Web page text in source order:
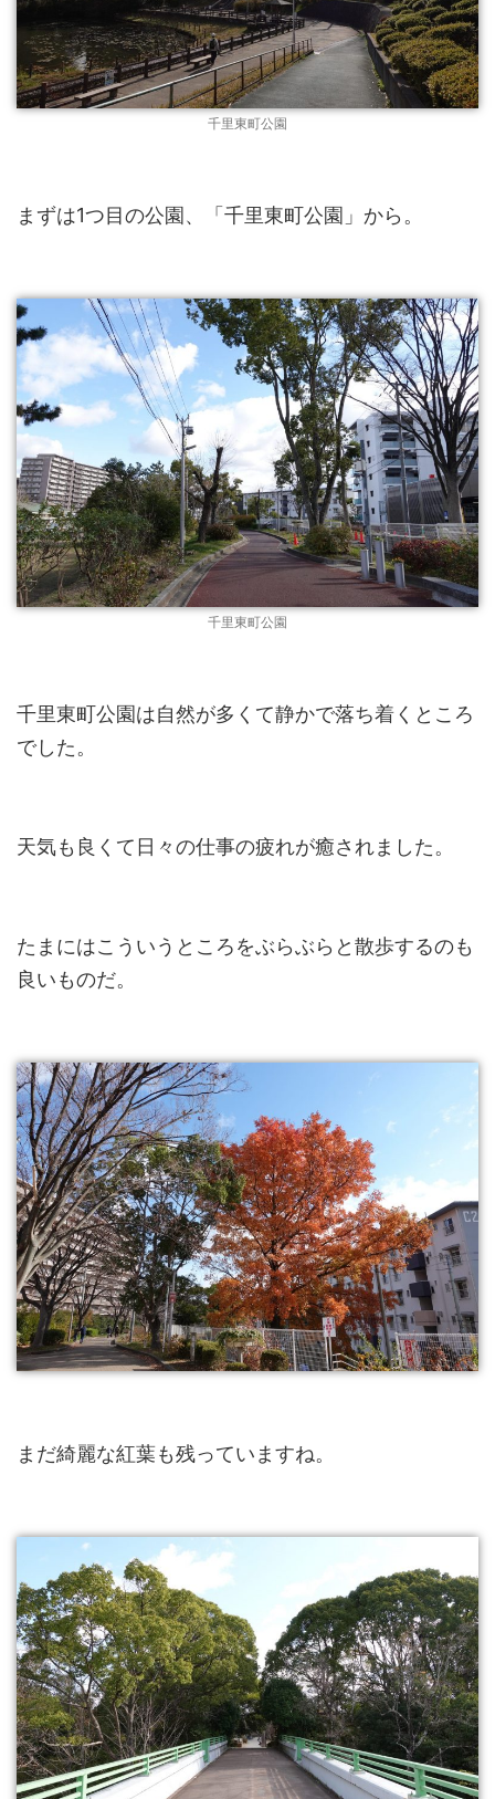
千里東町公園
まずは1つ目の公園、「千里東町公園」から。
千里東町公園
千里東町公園は自然が多くて静かで落ち着くところ
でした。
天気も良くて日々の仕事の疲れが癒されました。
たまにはこういうところをぶらぶらと散歩するのも
良いものだ。
まだ綺麗な紅葉も残っていますね。